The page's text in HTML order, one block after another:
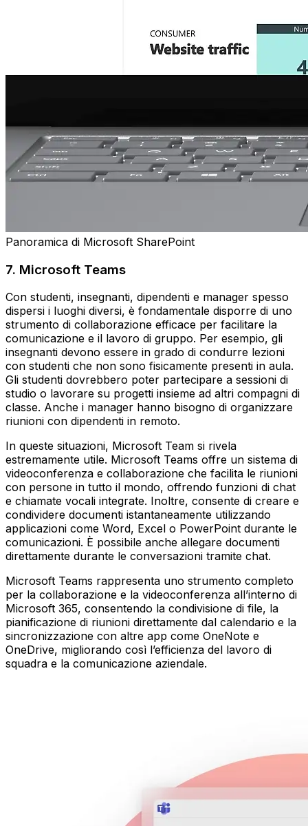
Panoramica di Microsoft SharePoint
7. Microsoft Teams
Con studenti, insegnanti, dipendenti e manager spesso
dispersi i luoghi diversi, è fondamentale disporre di uno
strumento di collaborazione efficace per facilitare la
comunicazione e il lavoro di gruppo. Per esempio, gli
insegnanti devono essere in grado di condurre lezioni
con studenti che non sono fisicamente presenti in aula.
Gli studenti dovrebbero poter partecipare a sessioni di
studio o lavorare su progetti insieme ad altri compagni di
classe. Anche i manager hanno bisogno di organizzare
riunioni con dipendenti in remoto.
In queste situazioni, Microsoft Team si rivela
estremamente utile. Microsoft Teams offre un sistema di
videoconferenza e collaborazione che facilita le riunioni
con persone in tutto il mondo, offrendo funzioni di chat
e chiamate vocali integrate. Inoltre, consente di creare e
condividere documenti istantaneamente utilizzando
applicazioni come Word, Excel o PowerPoint durante le
comunicazioni. È possibile anche allegare documenti
direttamente durante le conversazioni tramite chat.
Microsoft Teams rappresenta uno strumento completo
per la collaborazione e la videoconferenza all’interno di
Microsoft 365, consentendo la condivisione di file, la
pianificazione di riunioni direttamente dal calendario e la
sincronizzazione con altre app come OneNote e
OneDrive, migliorando così l’efficienza del lavoro di
squadra e la comunicazione aziendale.